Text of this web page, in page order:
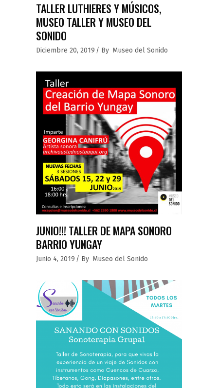
TALLER LUTHIERES Y MÚSICOS,
MUSEO TALLER Y MUSEO DEL
SONIDO
Diciembre 20, 2019 By Museo del Sonido
JUNIO!!! TALLER DE MAPA SONORO
BARRIO YUNGAY
Junio 4, 2019 By Museo del Sonido